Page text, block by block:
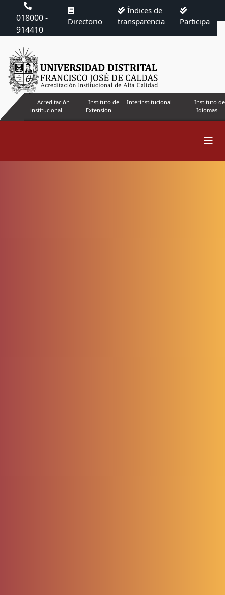
018000 -
914410
Directorio
Índices de
transparencia
Participa
Acreditación
institucional
Instituto de
Extensión
Interinstitucional
Instituto de
Idiomas